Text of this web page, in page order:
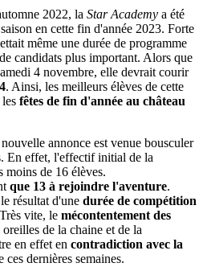
2022, la Star Academy a été
en cette fin d'année 2023. Forte
même une durée de programme
candidats plus important. Alors que
4 novembre, elle devrait courir
. Ainsi, les meilleurs élèves de cette
fêtes de fin d'année au château
annonce est venue bousculer
En effet, l'effectif initial de la
moins de 16 élèves.
que 13 à rejoindre l'aventure.
résultat d'une durée de compétition
vite, le mécontentement des
de la chaine et de la
en effet en contradiction avec la
ces dernières semaines.